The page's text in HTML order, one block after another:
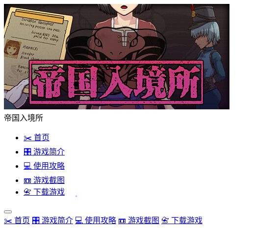
帝国入境所
✂️ 首页
🎛️ 游戏简介
💻 使用攻略
📼 游戏截图
📇 下载游戏
✂️ 首页 🎛️ 游戏简介 💻 使用攻略 📼 游戏截图 📇 下载游戏